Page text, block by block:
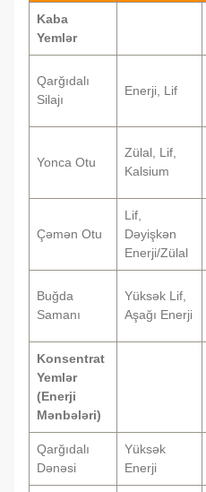
Kaba
Yemlər
Qarğıdalı
Silajı
Enerji, Lif
Yonca Otu
Zülal, Lif,
Kalsium
Çəmən Otu
Lif,
Dəyişkən
Enerji/Zülal
Buğda
Samanı
Yüksək Lif,
Aşağı Enerji
Konsentrat
Yemlər
(Enerji
Mənbələri)
Qarğıdalı
Dənəsi
Yüksək
Enerji